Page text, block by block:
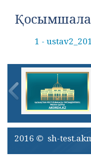
1 -
2016 © sh-